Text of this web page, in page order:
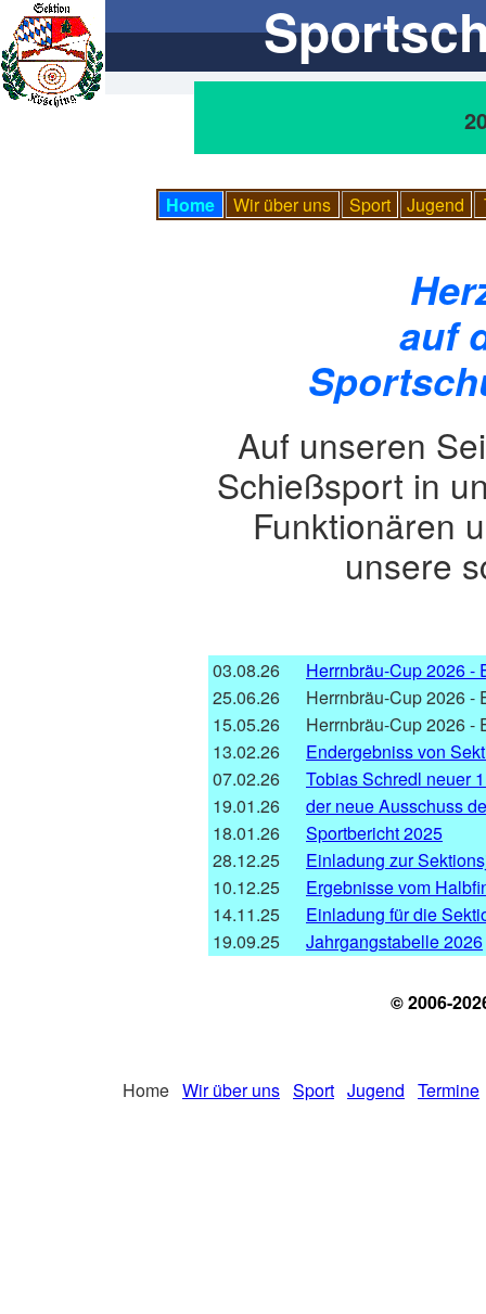
Home Wir über uns Sport Jugend
auf
Auf unseren
Schießsport in
Funktionären
unsere
03.08.26
Herrnbräu-Cup 2026 -
25.06.26
Herrnbräu-Cup 2026 -
15.05.26
Herrnbräu-Cup 2026 -
13.02.26
Endergebniss von
07.02.26
Tobias Schredl neuer
19.01.26
der neue Ausschuss
18.01.26
Sportbericht 2025
28.12.25
Einladung zur
10.12.25
Ergebnisse vom
14.11.25
Einladung für die
19.09.25
Jahrgangstabelle 2026
© 2006-
Home Wir über uns Sport Jugend Termine